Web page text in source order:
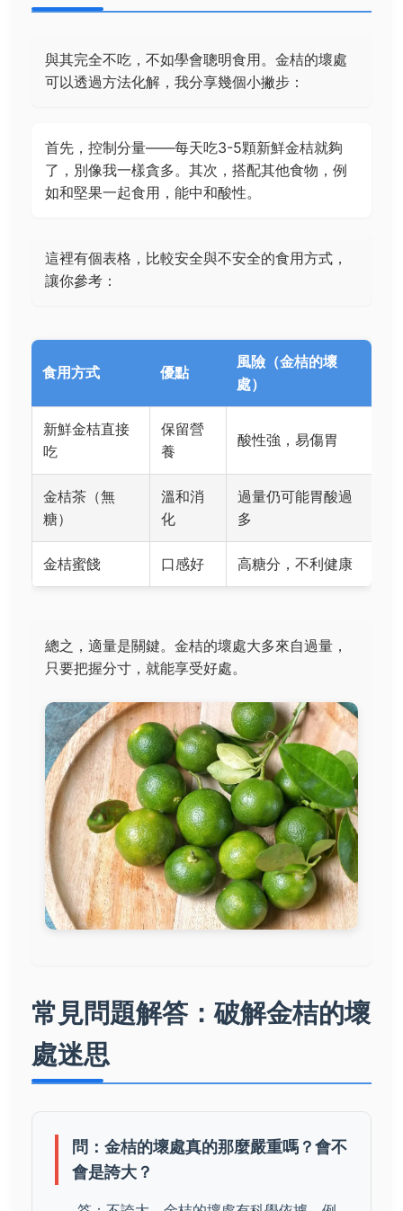
與其完全不吃，不如學會聰明食用。金桔的壞處
可以透過方法化解，我分享幾個小撇步：
首先，控制分量——每天吃3-5顆新鮮金桔就夠
了，別像我一樣貪多。其次，搭配其他食物，例
如和堅果一起食用，能中和酸性。
這裡有個表格，比較安全與不安全的食用方式，
讓你參考：
食用方式 優點
風險（金桔的壞
處）
新鮮金桔直接
吃
保留營
養
酸性強，易傷胃
金桔茶（無
糖）
溫和消
化
過量仍可能胃酸過
多
金桔蜜餞 口感好 高糖分，不利健康
總之，適量是關鍵。金桔的壞處大多來自過量，
只要把握分寸，就能享受好處。
常見問題解答：破解金桔的壞
處迷思
問：金桔的壞處真的那麼嚴重嗎？會不
會是誇大？